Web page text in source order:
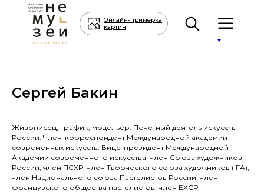
О НАС
ОПЛАТА И
ДОСТАВКА
КАТАЛОГ
УСЛУГИ
ИНФОРМАЦИЯ
ДЛЯ
ХУДОЖНИКОВ
Онлайн-примерка
картин
Сергей Бакин
Живописец, график, модельер. Почетный деятель искусств
России. Член-корреспондент Международной академии
современных искусств. Вице-президент Международной
Академии современного искусства, член Союза художников
России, член ПСХР, член Творческого союза художников (IFA),
член Национального союза Пастелистов России, член
французского общества пастелистов, член ЕХСР.